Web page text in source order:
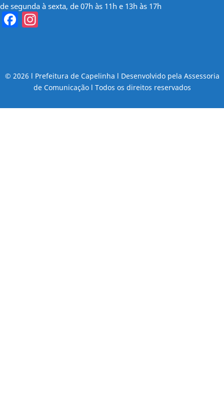
de segunda à sexta, de 07h às 11h e 13h às 17h
Facebook
© 2026 l Prefeitura de Capelinha l Desenvolvido pela Assessoria
de Comunicação l Todos os direitos reservados